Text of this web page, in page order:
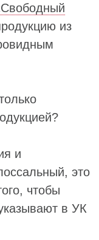
из
и
это
чтобы
в УК